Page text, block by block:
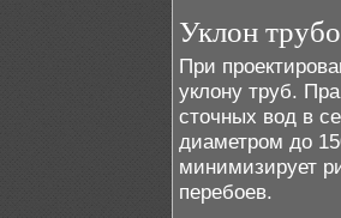
Уклон
При
уклону труб.
сточных вод в
диаметром до
минимизирует
перебоев.